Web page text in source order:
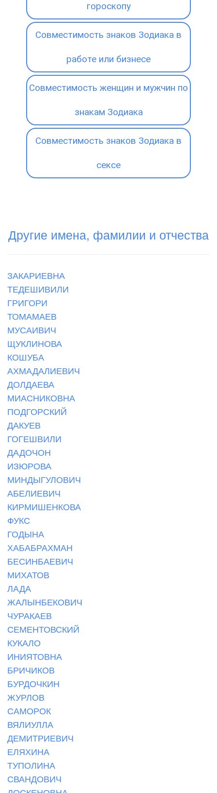
гороскопу
Совместимость знаков Зодиака в
работе или бизнесе
Совместимость женщин и мужчин по
знакам Зодиака
Совместимость знаков Зодиака в
сексе
Другие имена, фамилии и отчества
ЗАКАРИЕВНА
ТЕДЕШИВИЛИ
ГРИГОРИ
ТОМАМАЕВ
МУСАИВИЧ
ЩУКЛИНОВА
КОШУБА
АХМАДАЛИЕВИЧ
ДОЛДАЕВА
МИАСНИКОВНА
ПОДГОРСКИЙ
ДАКУЕВ
ГОГЕШВИЛИ
ДАДОЧОН
ИЗЮРОВА
МИНДЫГУЛОВИЧ
АБЕЛИЕВИЧ
КИРМИШЕНКОВА
ФУКС
ГОДЫНА
ХАБАБРАХМАН
БЕСИНБАЕВИЧ
МИХАТОВ
ЛАДА
ЖАЛЫНБЕКОВИЧ
ЧУРАКАЕВ
СЕМЕНТОВСКИЙ
КУКАЛО
ИНИЯТОВНА
БРИЧИКОВ
БУРДОЧКИН
ЖУРЛОВ
САМОРОК
ВЯЛИУЛЛА
ДЕМИТРИЕВИЧ
ЕЛЯХИНА
ТУПОЛИНА
СВАНДОВИЧ